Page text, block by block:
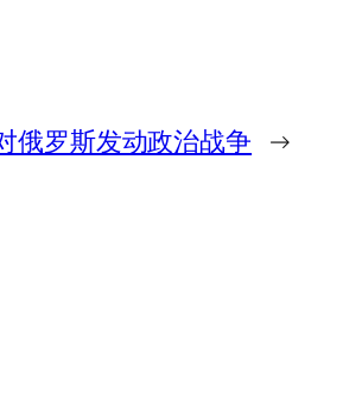
俄罗斯发动政治战争 →